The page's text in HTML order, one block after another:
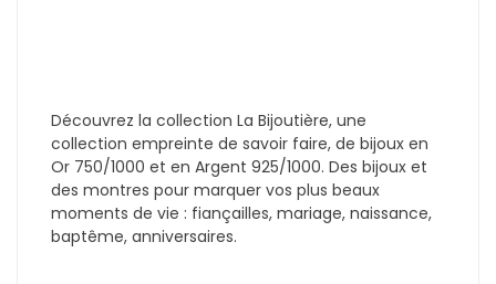
Découvrez la collection La Bijoutière, une
collection empreinte de savoir faire, de bijoux en
Or 750/1000 et en Argent 925/1000. Des bijoux et
des montres pour marquer vos plus beaux
moments de vie : fiançailles, mariage, naissance,
baptême, anniversaires.